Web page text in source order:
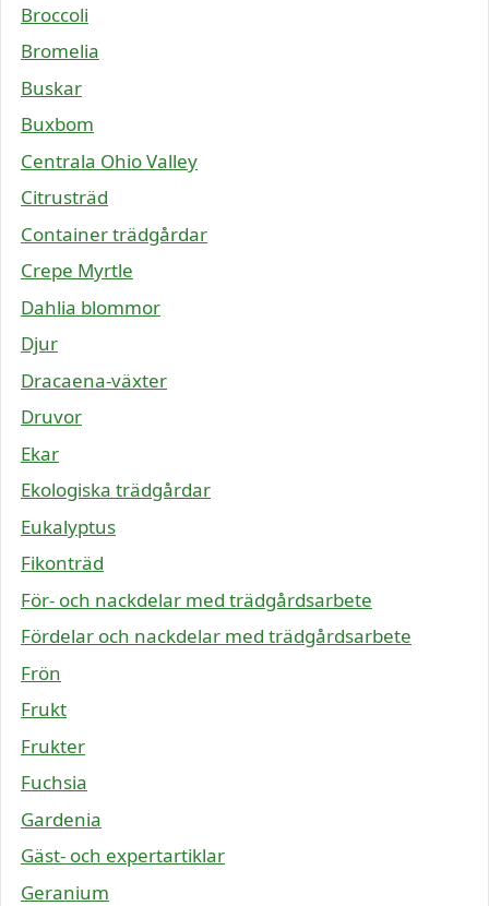
Broccoli
Bromelia
Buskar
Buxbom
Centrala Ohio Valley
Citrusträd
Container trädgårdar
Crepe Myrtle
Dahlia blommor
Djur
Dracaena-växter
Druvor
Ekar
Ekologiska trädgårdar
Eukalyptus
Fikonträd
För- och nackdelar med trädgårdsarbete
Fördelar och nackdelar med trädgårdsarbete
Frön
Frukt
Frukter
Fuchsia
Gardenia
Gäst- och expertartiklar
Geranium